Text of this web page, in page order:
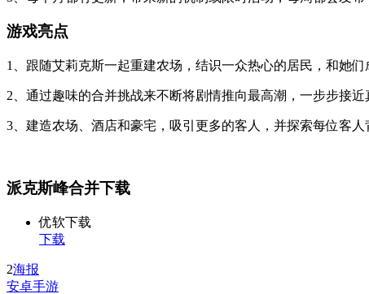
游戏亮点
1、跟随艾莉克斯一起重建农场，结识一众热心的居民，和她们
2、通过趣味的合并挑战来不断将剧情推向最高潮，一步步接近
3、建造农场、酒店和豪宅，吸引更多的客人，并探索每位客人
派克斯峰合并下载
优软下载
下载
2海报
安卓手游